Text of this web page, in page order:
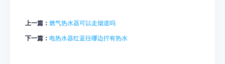
上一篇： 燃气热水器可以走烟道吗
下一篇： 电热水器红蓝往哪边拧有热水